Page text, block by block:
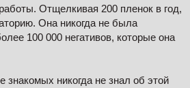
Отщелкивая 200 пленок в год,
Она никогда не была
100 000 негативов, которые она
знакомых никогда не знал об этой